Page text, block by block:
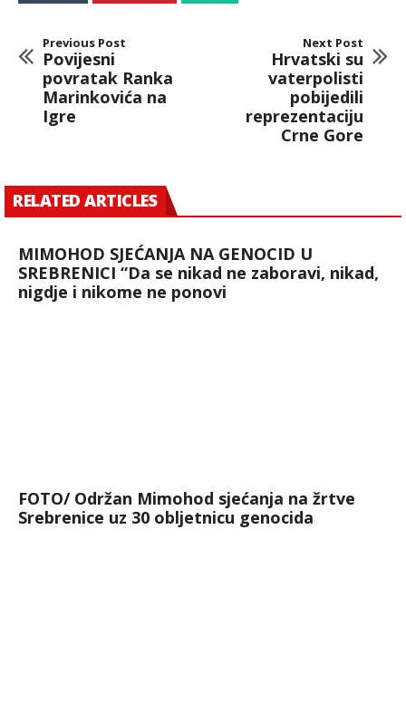
Previous Post
Povijesni
povratak Ranka
Marinkovića na
Igre
Next Post
Hrvatski su
vaterpolisti
pobijedili
reprezentaciju
Crne Gore
RELATED ARTICLES
MIMOHOD SJEĆANJA NA GENOCID U
SREBRENICI “Da se nikad ne zaboravi, nikad,
nigdje i nikome ne ponovi
FOTO/ Održan Mimohod sjećanja na žrtve
Srebrenice uz 30 obljetnicu genocida